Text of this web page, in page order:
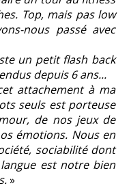
Top, mais pas low
nous passé avec
un petit flash back
depuis 6 ans...
attachement à ma
seuls est porteuse
de nos jeux de
émotions. Nous en
sociabilité dont
est notre bien
»